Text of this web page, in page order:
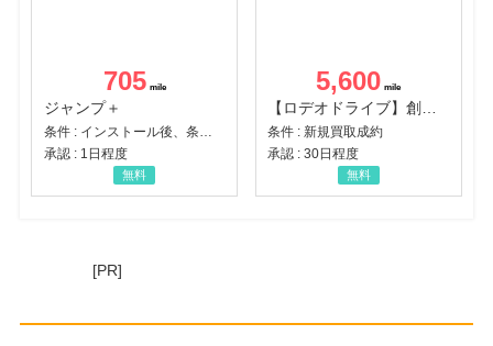
705
ジャンプ＋
承認 : 1日程度
無料
5,600
条件 : 新規買取成約
承認 : 30日程度
無料
[PR]